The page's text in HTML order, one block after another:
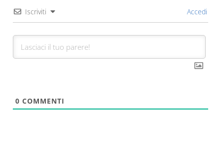
Iscriviti Accedi
0 COMMENTI